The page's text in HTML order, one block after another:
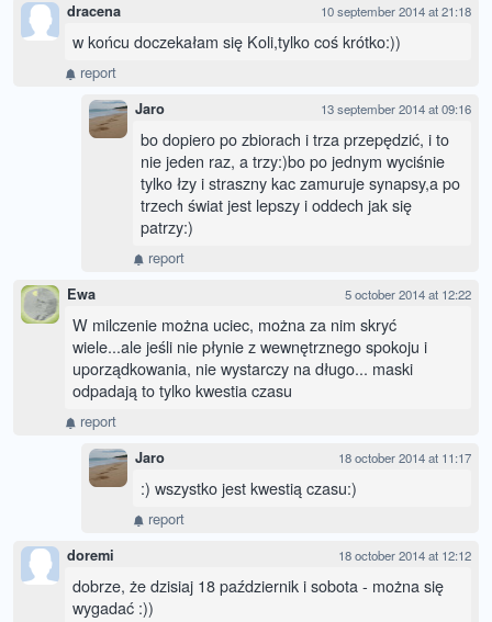
dracena 10 september 2014 at 21:18
w końcu doczekałam się Koli,tylko coś krótko:))
report
Jaro 13 september 2014 at 09:16
bo dopiero po zbiorach i trza przepędzić, i to
nie jeden raz, a trzy:)bo po jednym wyciśnie
tylko łzy i straszny kac zamuruje synapsy,a po
trzech świat jest lepszy i oddech jak się
patrzy:)
report
Ewa 5 october 2014 at 12:22
W milczenie można uciec, można za nim skryć
wiele...ale jeśli nie płynie z wewnętrznego spokoju i
uporządkowania, nie wystarczy na długo... maski
odpadają to tylko kwestia czasu
report
Jaro 18 october 2014 at 11:17
:) wszystko jest kwestią czasu:)
report
doremi 18 october 2014 at 12:12
dobrze, że dzisiaj 18 październik i sobota - można się
wygadać :))